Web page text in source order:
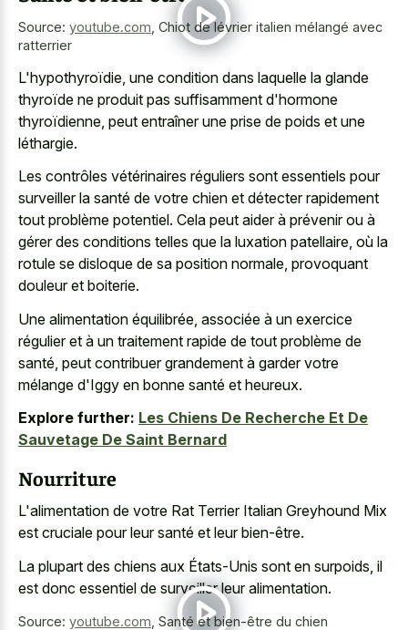
Source: youtube.com, Chiot de lévrier italien mélangé avec
ratterrier
L'hypothyroïdie, une condition dans laquelle la glande
thyroïde ne produit pas suffisamment d'hormone
thyroïdienne, peut entraîner une prise de poids et une
léthargie.
Les contrôles vétérinaires réguliers sont essentiels pour
surveiller la santé de votre chien et détecter rapidement
tout problème potentiel. Cela peut aider à prévenir ou à
gérer des conditions telles que la luxation patellaire, où la
rotule se disloque de sa position normale, provoquant
douleur et boiterie.
Une alimentation équilibrée, associée à un exercice
régulier et à un traitement rapide de tout problème de
santé, peut contribuer grandement à garder votre
mélange d'Iggy en bonne santé et heureux.
Explore further: Les Chiens De Recherche Et De
Sauvetage De Saint Bernard
Nourriture
L'alimentation de votre Rat Terrier Italian Greyhound Mix
est cruciale pour leur santé et leur bien-être.
La plupart des chiens aux États-Unis sont en surpoids, il
est donc essentiel de surveiller leur alimentation.
Source: youtube.com Santé et bien-être du chien